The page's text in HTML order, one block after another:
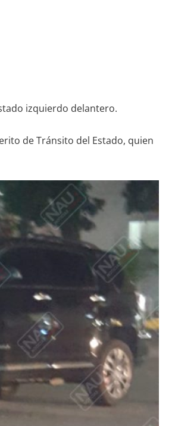
izquierdo delantero.
de Tránsito del Estado, quien